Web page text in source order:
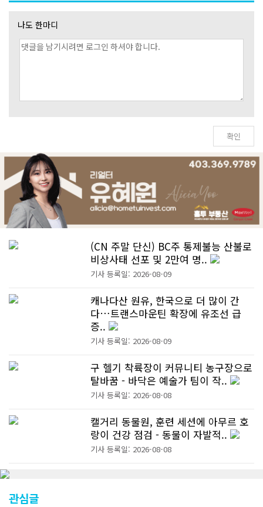
나도 한마디
(CN 주말 단신) BC주 통제불능 산불로
비상사태 선포 및 2만여 명..
기사 등록일: 2026-08-09
캐나다산 원유, 한국으로 더 많이 간
다…트랜스마운틴 확장에 유조선 급
증..
기사 등록일: 2026-08-09
구 헬기 착륙장이 커뮤니티 농구장으로
탈바꿈 - 바닥은 예술가 팀이 작..
기사 등록일: 2026-08-08
캘거리 동물원, 훈련 세션에 아무르 호
랑이 건강 점검 - 동물이 자발적..
기사 등록일: 2026-08-08
관심글